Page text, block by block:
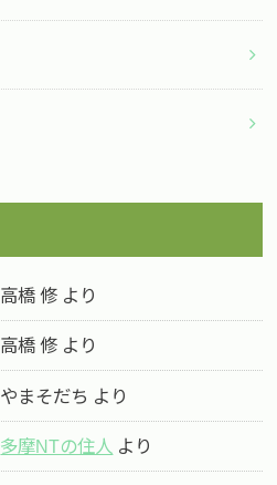
高橋 修 より
高橋 修 より
やまそだち より
多摩NTの住人 より